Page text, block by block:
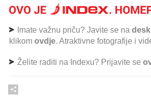
Imate važnu priču? Javite se na
klikom ovdje. Atraktivne fotografije i
Želite raditi na Indexu? Prijavite se